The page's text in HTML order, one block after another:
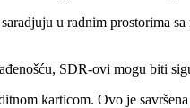
u radnim prostorima
SDR-ovi mogu biti
karticom. Ovo je